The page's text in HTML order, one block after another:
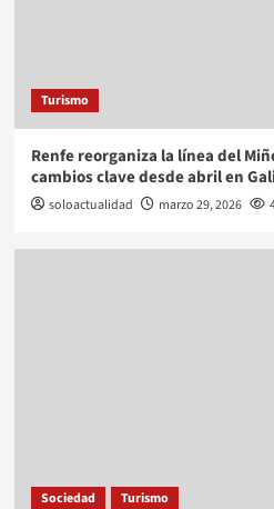
Turismo
Renfe reorganiza la línea del
cambios clave desde abril en
soloactualidad marzo 29, 2026
Sociedad Turismo